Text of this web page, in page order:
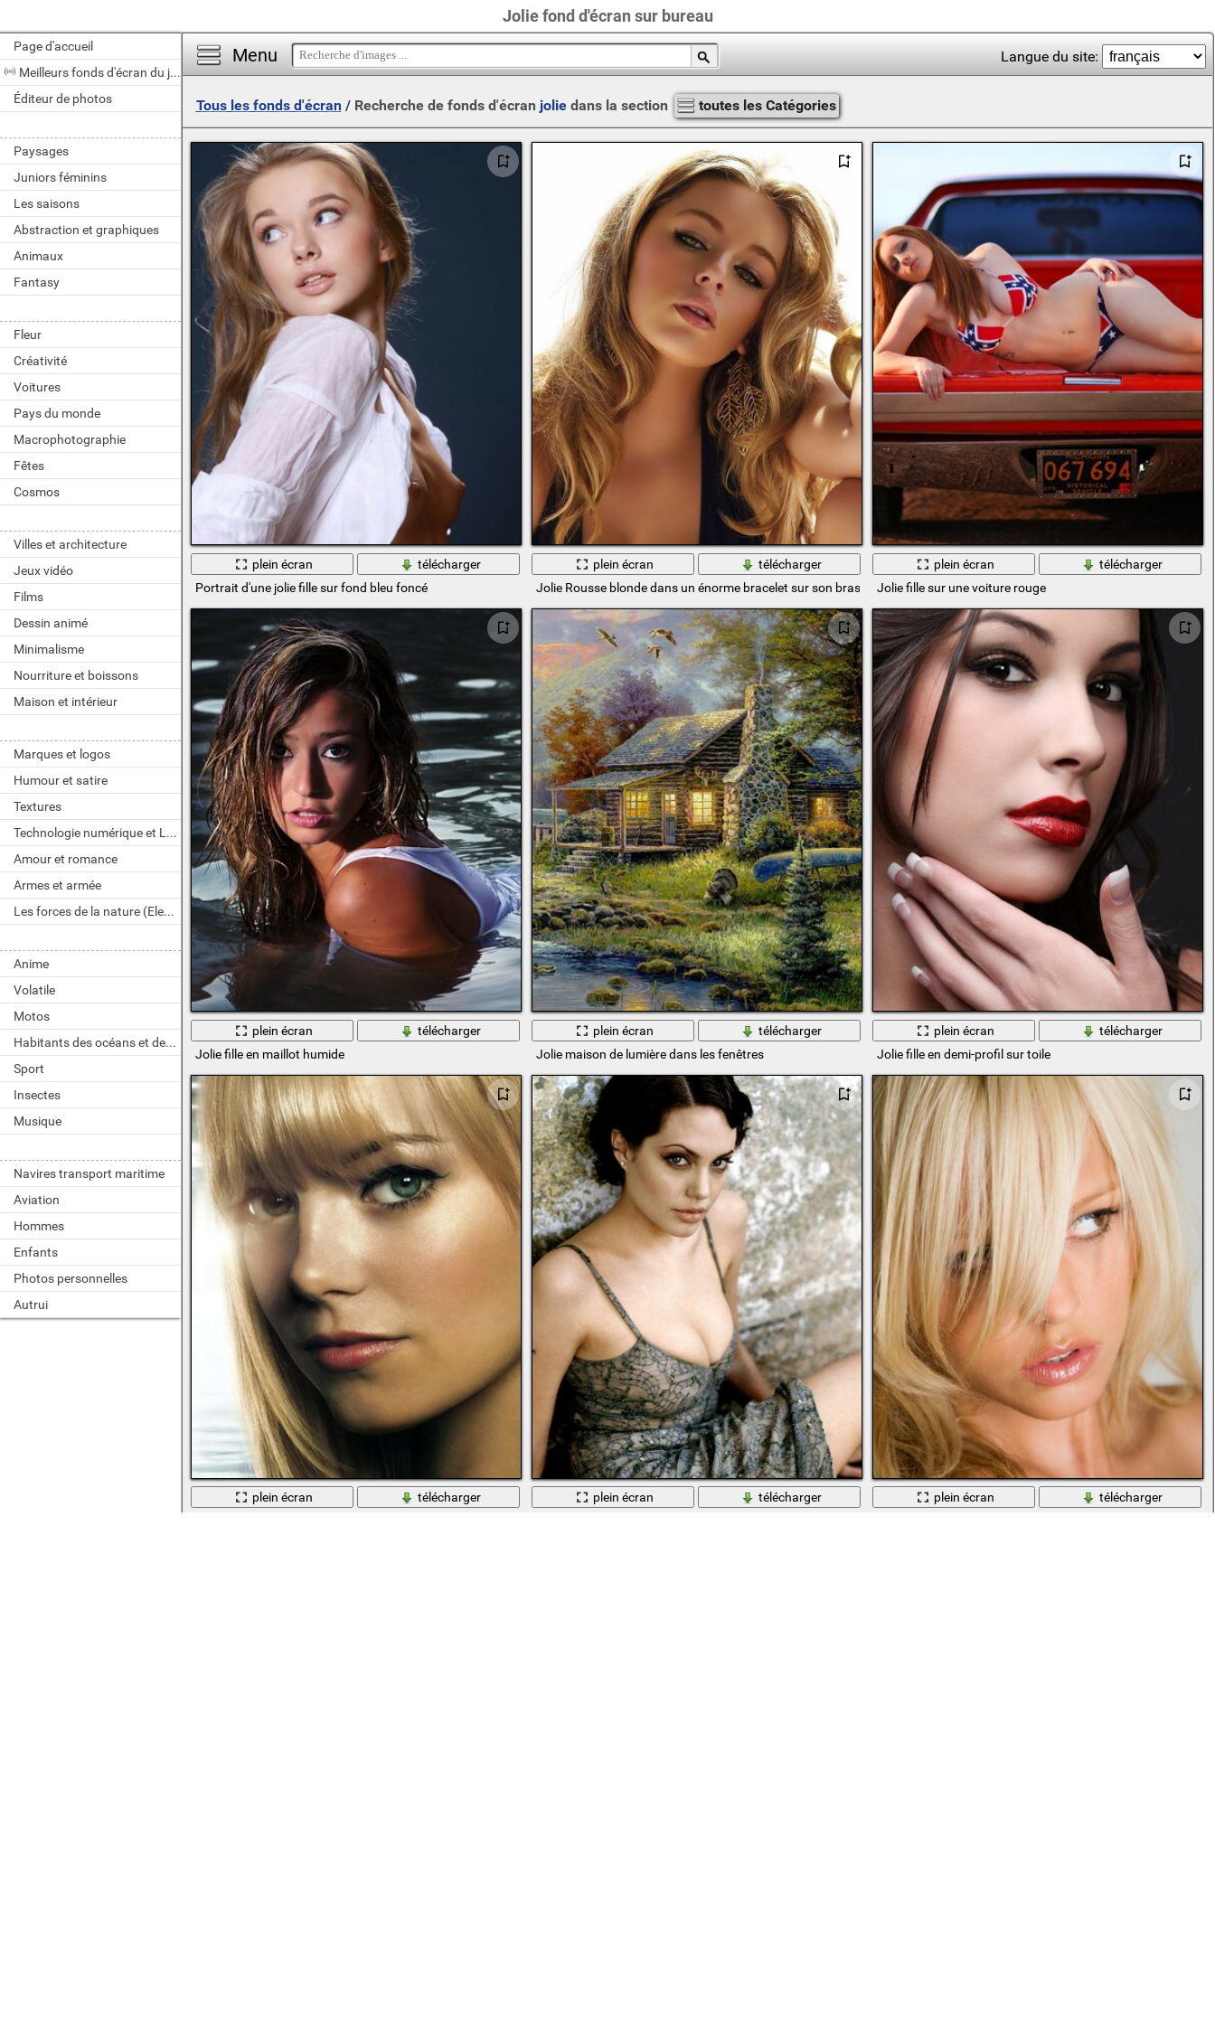
Jolie fond d'écran sur bureau
Page d'accueil
Meilleurs fonds d'écran du jour
Éditeur de photos
Paysages
Juniors féminins
Les saisons
Abstraction et graphiques
Animaux
Fantasy
Fleur
Créativité
Voitures
Pays du monde
Macrophotographie
Fêtes
Cosmos
Villes et architecture
Jeux vidéo
Films
Dessin animé
Minimalisme
Nourriture et boissons
Maison et intérieur
Marques et logos
Humour et satire
Textures
Technologie numérique et LOGICIELS
Amour et romance
Armes et armée
Les forces de la nature (Element)
Anime
Volatile
Motos
Habitants des océans et des rivières
Sport
Insectes
Musique
Navires transport maritime
Aviation
Hommes
Enfants
Photos personnelles
Autrui
Menu Langue du site:
Tous les fonds d'écran/ Recherche de fonds d'écran joliedans la section toutes les Catégories
plein écran
télécharger
Portrait d'une jolie fille sur fond bleu foncé
plein écran
télécharger
Jolie Rousse blonde dans un énorme bracelet sur son bras
plein écran
télécharger
Jolie fille sur une voiture rouge
plein écran
télécharger
Jolie fille en maillot humide
plein écran
télécharger
Jolie maison de lumière dans les fenêtres
plein écran
télécharger
Jolie fille en demi-profil sur toile
plein écran
télécharger
plein écran
télécharger
plein écran
télécharger